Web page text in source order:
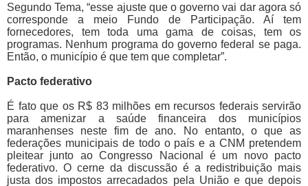
Segundo Tema, “esse ajuste que o governo vai dar agora só
corresponde a meio Fundo de Participação. Aí tem
fornecedores, tem toda uma gama de coisas, tem os
programas. Nenhum programa do governo federal se paga.
Então, o município é que tem que completar”.
Pacto federativo
É fato que os R$ 83 milhões em recursos federais servirão
para amenizar a saúde financeira dos municípios
maranhenses neste fim de ano. No entanto, o que as
federações municipais de todo o país e a CNM pretendem
pleitear junto ao Congresso Nacional é um novo pacto
federativo. O cerne da discussão é a redistribuição mais
justa dos impostos arrecadados pela União e que depois